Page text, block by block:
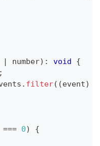
number) : void
{
;
. filter( (event)
=== 0)
{